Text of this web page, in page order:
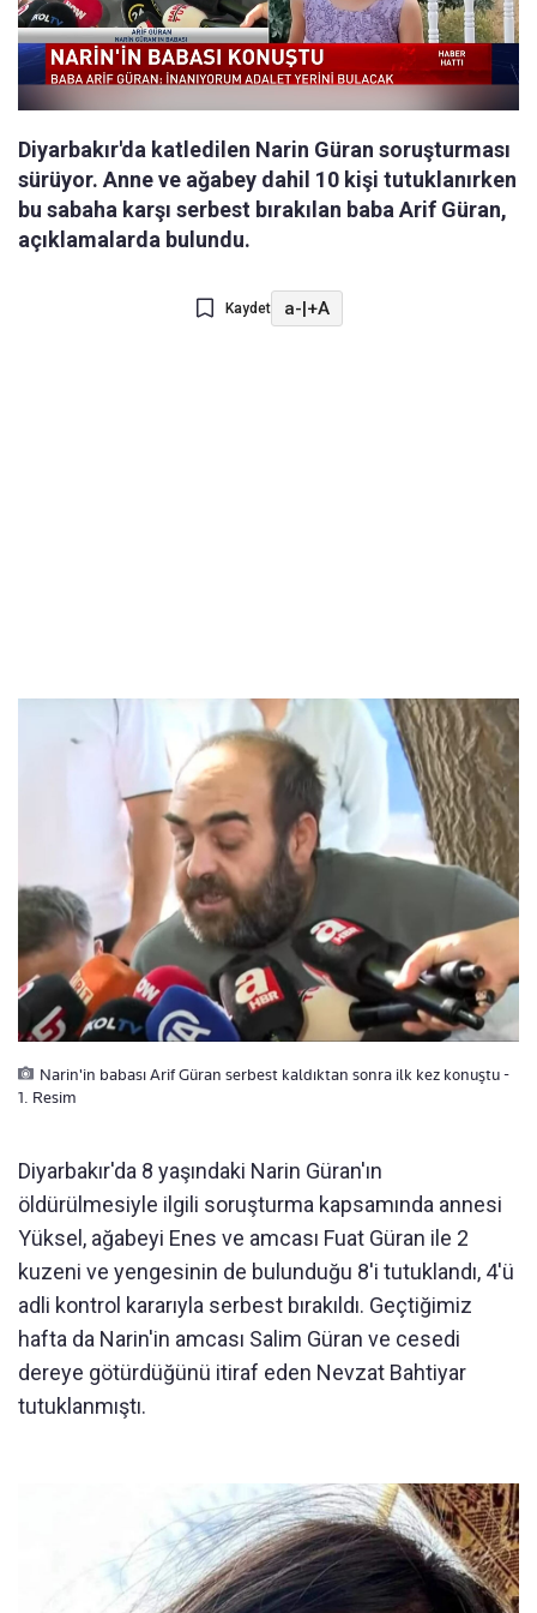
Diyarbakır'da katledilen Narin Güran soruşturması
sürüyor. Anne ve ağabey dahil 10 kişi tutuklanırken
bu sabaha karşı serbest bırakılan baba Arif Güran,
açıklamalarda bulundu.
Kaydet a-|+A
Narin'in babası Arif Güran serbest kaldıktan sonra ilk kez konuştu -
1. Resim
Diyarbakır'da 8 yaşındaki Narin Güran'ın
öldürülmesiyle ilgili soruşturma kapsamında annesi
Yüksel, ağabeyi Enes ve amcası Fuat Güran ile 2
kuzeni ve yengesinin de bulunduğu 8'i tutuklandı, 4'ü
adli kontrol kararıyla serbest bırakıldı. Geçtiğimiz
hafta da Narin'in amcası Salim Güran ve cesedi
dereye götürdüğünü itiraf eden Nevzat Bahtiyar
tutuklanmıştı.